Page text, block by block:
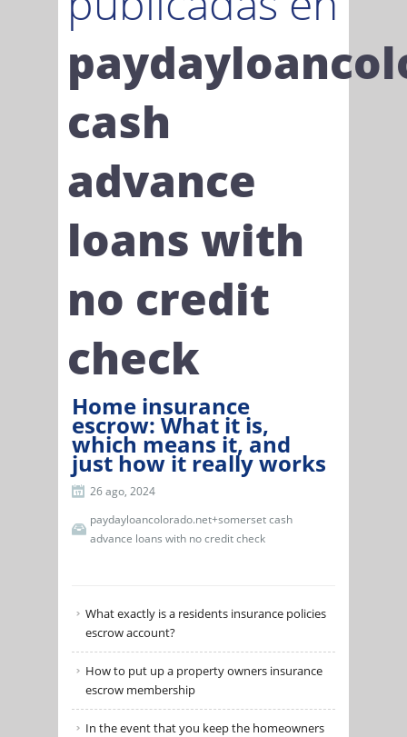
cash
advance
loans with
no credit
check
Home insurance
escrow: What it is,
which means it, and
just how it really works
26 ago, 2024
paydayloancolorado.net+somerset cash
advance loans with no credit check
What exactly is a residents insurance policies
escrow account?
How to put up a property owners insurance
escrow membership
In the event that you keep the homeowners